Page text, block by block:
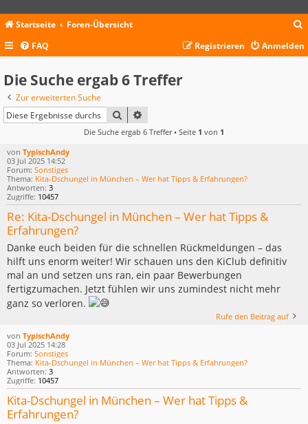
Startseite Foren-Übersicht
c
FAQ Anmelden
Registrieren
Die Suche ergab 6 Treffer
Zur erweiterten Suche
SUCHE
Die Suche ergab 6 Treffer • Seite 1 von 1
von TypischAndy
03 Jul 2025 14:52
Forum: Sonstiges
Thema: Kita-Dschungel in München – Wer hat Tipps & Erfahrungen?
Antworten: 3
Zugriffe: 10457
Re: Kita-Dschungel in München – Wer hat Tipps &
Erfahrungen?
Danke euch beiden für die schnellen Rückmeldungen – das
hilft uns enorm weiter! Wir schauen uns den KiClub definitiv
mal an und setzen uns ran, ein paar Bewerbungen
fertigzumachen. Jetzt fühlen wir uns zumindest nicht mehr
ganz so verloren.
Rufe den Beitrag auf
von TypischAndy
03 Jul 2025 14:28
Forum: Sonstiges
Thema: Kita-Dschungel in München – Wer hat Tipps & Erfahrungen?
Antworten: 3
Zugriffe: 10457
Kita-Dschungel in München – Wer hat Tipps &
Erfahrungen?